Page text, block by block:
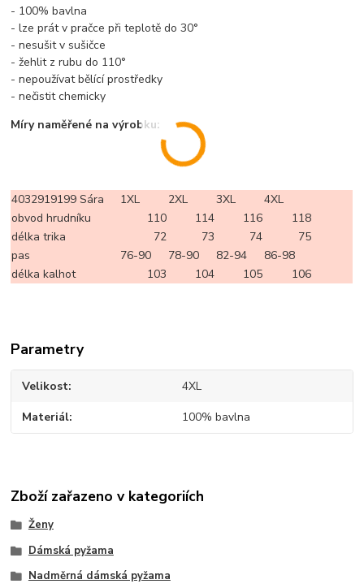
- 100% bavlna
- lze prát v pračce při teplotě do 30°
- nesušit v sušičce
- žehlit z rubu do 110°
- nepoužívat bělící prostředky
- nečistit chemicky
Míry naměřené na výrobku:
4032919199 Sára 1XL 2XL 3XL
4XL
obvod hrudníku
110 114 116
118
délka trika
72 73 74
75
pas
76-90 78-90 82-94
86-98
délka kalhot
103 104 105 106
Parametry
Velikost 4XL
Materiál 100% bavlna
Zboží zařazeno v kategoriích
Ženy
Dámská pyžama
Nadměrná dámská pyžama